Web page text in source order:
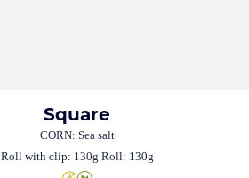
Square
CORN: Sea salt
Roll with clip: 130g Roll: 130g